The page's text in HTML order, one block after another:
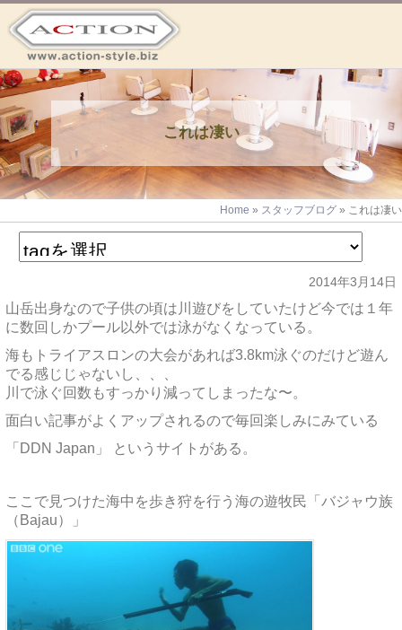
これは凄い
Home » スタッフブログ » これは凄い
2014年3月14日
山岳出身なので子供の頃は川遊びをしていたけど今では１年
に数回しかプール以外では泳がなくなっている。
海もトライアスロンの大会があれば3.8km泳ぐのだけど遊ん
でる感じじゃないし、、、
川で泳ぐ回数もすっかり減ってしまったな〜。
面白い記事がよくアップされるので毎回楽しみにみている
「DDN Japan」 というサイトがある。
ここで見つけた海中を歩き狩を行う海の遊牧民「バジャウ族
（Bajau）」